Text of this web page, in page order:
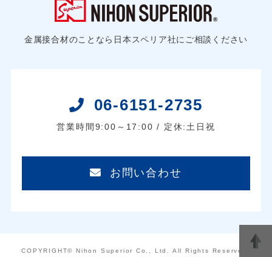
金属接合材のことなら日本スペリア社にご相談ください
06-6151-2735
営業時間9:00～17:00 / 定休:土日祝
お問い合わせ
COPYRIGHT© Nihon Superior Co., Ltd. All Rights Reserved.